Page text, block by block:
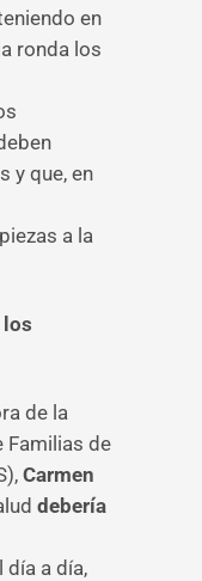
en
ronda los
y que, en
a la
los
de la
Familias de
Carmen
debería
día a día,